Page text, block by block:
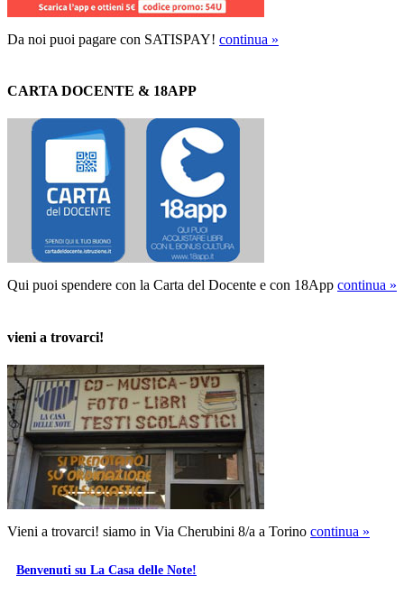
Da noi puoi pagare con SATISPAY! continua »
CARTA DOCENTE & 18APP
Qui puoi spendere con la Carta del Docente e con 18App continua »
vieni a trovarci!
Vieni a trovarci! siamo in Via Cherubini 8/a a Torino continua »
Benvenuti su La Casa delle Note!